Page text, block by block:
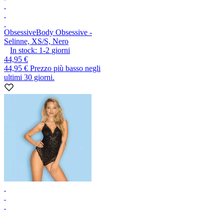
ObsessiveBody Obsessive -
Selinne, XS/S, Nero
In stock: 1-2 giorni
44,95 €
44,95 € Prezzo più basso negli
ultimi 30 giorni.